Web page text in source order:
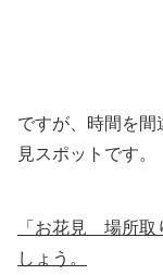
ですが、時間を
見スポットです。
「お花見 場所取
しょう。